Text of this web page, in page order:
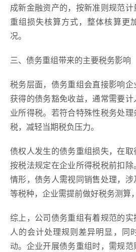
成新金融资产的，按新准则规范
重组损失核算方式，整体核算更
况。
三、债务重组带来的主要税务影响
税务层面，债务重组会直接影响
获得的债务豁免收益，通常需要
业所得税。若符合特殊性税务处
税，减轻当期税负压力。
债权人发生的债务重组损失，在
按税法规定在企业所得税税前扣
情形，债务人需视同销售处理，
等税种，企业需提前做好税务测算
综上，公司债务重组有着规范的
人的会计处理规则差异明显，同
动。企业开展债务重组时，需规